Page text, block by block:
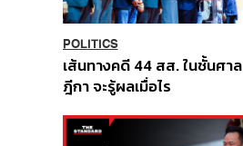
POLITICS
เส้นทางคดี 44 สส. ในชั้นศาล
ฎีกา จะรู้ผลเมื่อไร